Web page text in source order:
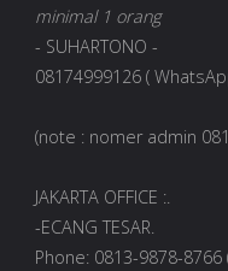
minimal 1 orang
- SUHARTONO -
08174999126 (
(note : nomer admin
JAKARTA OFFICE :.
-ECANG TESAR.
Phone: 0813-9878-8766